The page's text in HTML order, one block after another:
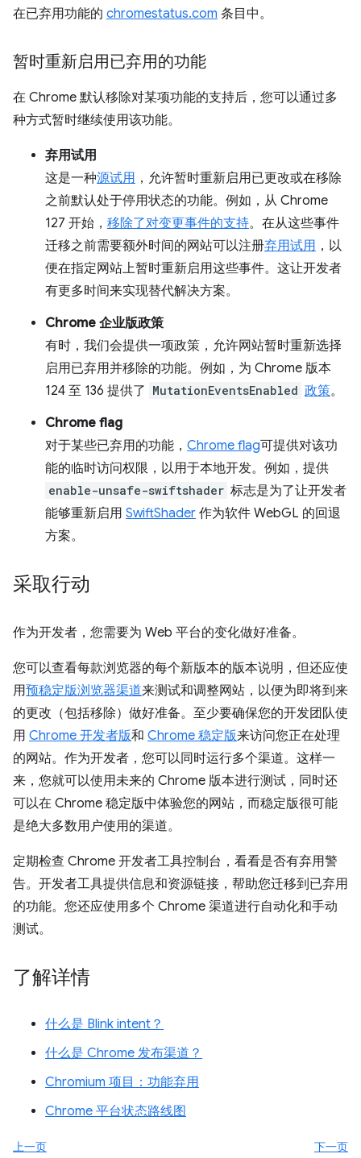
在已弃用功能的 chromestatus.com 条目中。
暂时重新启用已弃用的功能
在 Chrome 默认移除对某项功能的支持后，您可以通过多
种方式暂时继续使用该功能。
弃用试用
这是一种源试用 ，允许暂时重新启用已更改或在移除
之前默认处于停用状态的功能。例如，从 Chrome
127 开始， 移除了对变更事件的支持。在从这些事件
迁移之前需要额外时间的网站可以注册弃用试用 ，以
便在指定网站上暂时重新启用这些事件。这让开发者
有更多时间来实现替代解决方案。
Chrome 企业版政策
有时，我们会提供一项政策，允许网站暂时重新选择
启用已弃用并移除的功能。例如，为 Chrome 版本
124 至 136 提供了 MutationEventsEnabled 政策。
Chrome flag
对于某些已弃用的功能， Chrome flag可提供对该功
能的临时访问权限，以用于本地开发。例如，提供
enable-unsafe-swiftshader 标志是为了让开发者
能够重新启用 SwiftShader 作为软件 WebGL 的回退
方案。
采取行动
作为开发者，您需要为 Web 平台的变化做好准备。
您可以查看每款浏览器的每个新版本的版本说明，但还应使
用预稳定版浏览器渠道来测试和调整网站，以便为即将到来
的更改（包括移除）做好准备。至少要确保您的开发团队使
用 Chrome 开发者版和 Chrome 稳定版来访问您正在处理
的网站。作为开发者，您可以同时运行多个渠道。这样一
来，您就可以使用未来的 Chrome 版本进行测试，同时还
可以在 Chrome 稳定版中体验您的网站，而稳定版很可能
是绝大多数用户使用的渠道。
定期检查 Chrome 开发者工具控制台，看看是否有弃用警
告。开发者工具提供信息和资源链接，帮助您迁移到已弃用
的功能。您还应使用多个 Chrome 渠道进行自动化和手动
测试。
了解详情
什么是 Blink intent？
什么是 Chrome 发布渠道？
Chromium 项目：功能弃用
Chrome 平台状态路线图
上一页
下一页